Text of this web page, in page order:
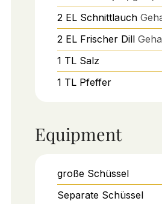
2 EL Schnittlauch
2 EL Frischer Dill
1 TL Salz
1 TL Pfeffer
Equipment
große Schüssel
Separate Schüssel